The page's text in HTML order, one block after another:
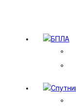
БПЛА